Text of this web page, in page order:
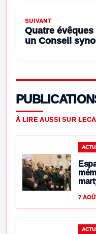
SUIVANT
Quatre
un Conseil
À LIRE AUSSI SUR
7